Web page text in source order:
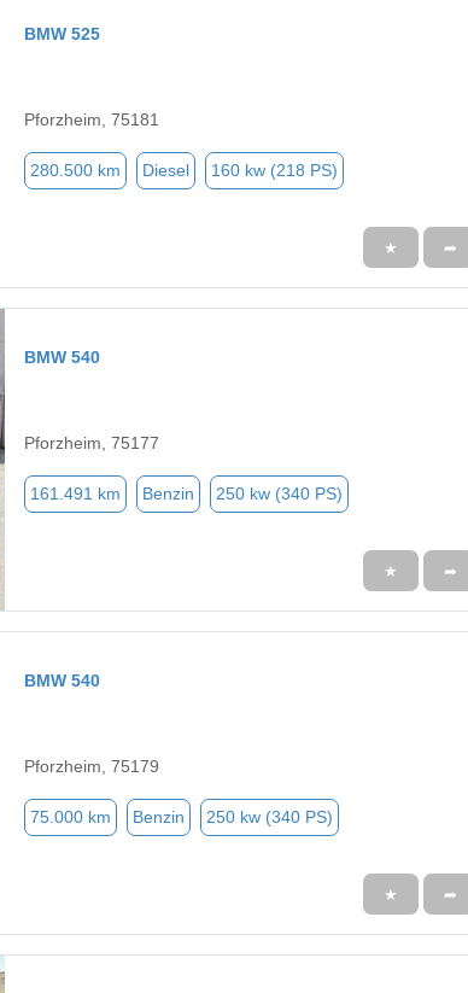
BMW 525
Pforzheim, 75181
280.500 km Diesel 160 kw (218 PS)
★ ➦
BMW 540
Pforzheim, 75177
161.491 km Benzin 250 kw (340 PS)
★ ➦
BMW 540
Pforzheim, 75179
75.000 km Benzin 250 kw (340 PS)
★ ➦